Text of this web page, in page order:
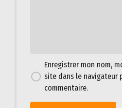
Enregistrer mon nom,
site dans le navigateur
commentaire.